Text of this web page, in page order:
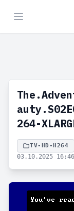
264-
TV-HD-H264
03.10.2025 16:46